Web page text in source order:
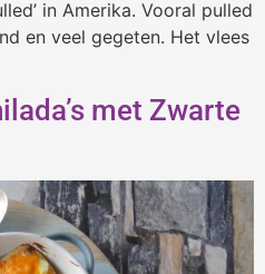
in Amerika. Vooral pulled
en veel gegeten. Het vlees
met Zwarte